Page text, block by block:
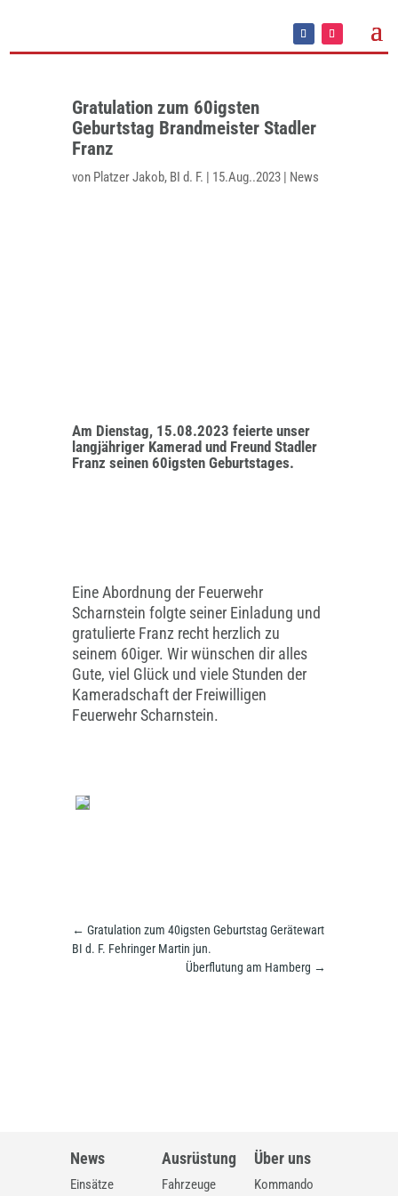
Gratulation zum 60igsten
Geburtstag Brandmeister Stadler
Franz
von Platzer Jakob, BI d. F. | 15.Aug..2023| News
Am Dienstag, 15.08.2023 feierte unser
langjähriger Kamerad und Freund Stadler
Franz seinen 60igsten Geburtstages.
Eine Abordnung der Feuerwehr
Scharnstein folgte seiner Einladung und
gratulierte Franz recht herzlich zu
seinem 60iger. Wir wünschen dir alles
Gute, viel Glück und viele Stunden der
Kameradschaft der Freiwilligen
Feuerwehr Scharnstein.
← Gratulation zum 40igsten Geburtstag Gerätewart
BI d. F. Fehringer Martin jun.
Überflutung am Hamberg →
News
Einsätze
Ausrüstung
Fahrzeuge
Über uns
Kommando